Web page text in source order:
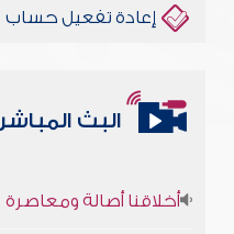
إعادة تفعيل حساب
البث المباشر